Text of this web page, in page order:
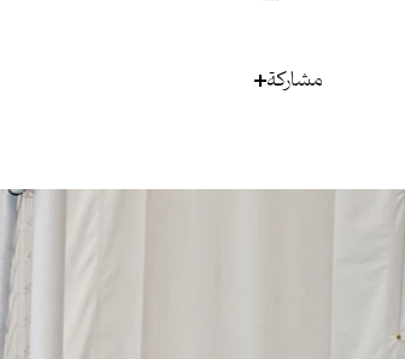
مشاركة